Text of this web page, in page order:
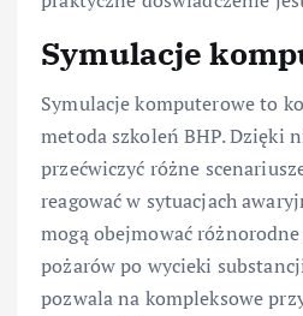
Symulacje
Symulacje komputerowe to
metoda szkoleń BHP. Dzięki
przećwiczyć różne
reagować w sytuacjach
mogą obejmować
pożarów po wycieki
pozwala na kompleksowe